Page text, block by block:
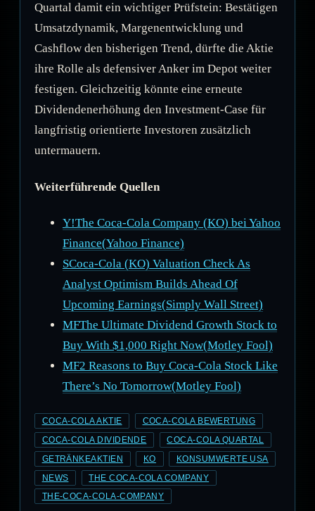
Quartal damit ein wichtiger Prüfstein: Bestätigen
Umsatzdynamik, Margenentwicklung und
Cashflow den bisherigen Trend, dürfte die Aktie
ihre Rolle als defensiver Anker im Depot weiter
festigen. Gleichzeitig könnte eine erneute
Dividendenerhöhung den Investment-Case für
langfristig orientierte Investoren zusätzlich
untermauern.
Weiterführende Quellen
Y!The Coca-Cola Company (KO) bei Yahoo
Finance(Yahoo Finance)
SCoca-Cola (KO) Valuation Check As
Analyst Optimism Builds Ahead Of
Upcoming Earnings(Simply Wall Street)
MFThe Ultimate Dividend Growth Stock to
Buy With $1,000 Right Now(Motley Fool)
MF2 Reasons to Buy Coca-Cola Stock Like
There’s No Tomorrow(Motley Fool)
COCA-COLA AKTIE COCA-COLA BEWERTUNG
COCA-COLA DIVIDENDE COCA-COLA QUARTAL
GETRÄNKEAKTIEN KO KONSUMWERTE USA
NEWS THE COCA-COLA COMPANY
THE-COCA-COLA-COMPANY